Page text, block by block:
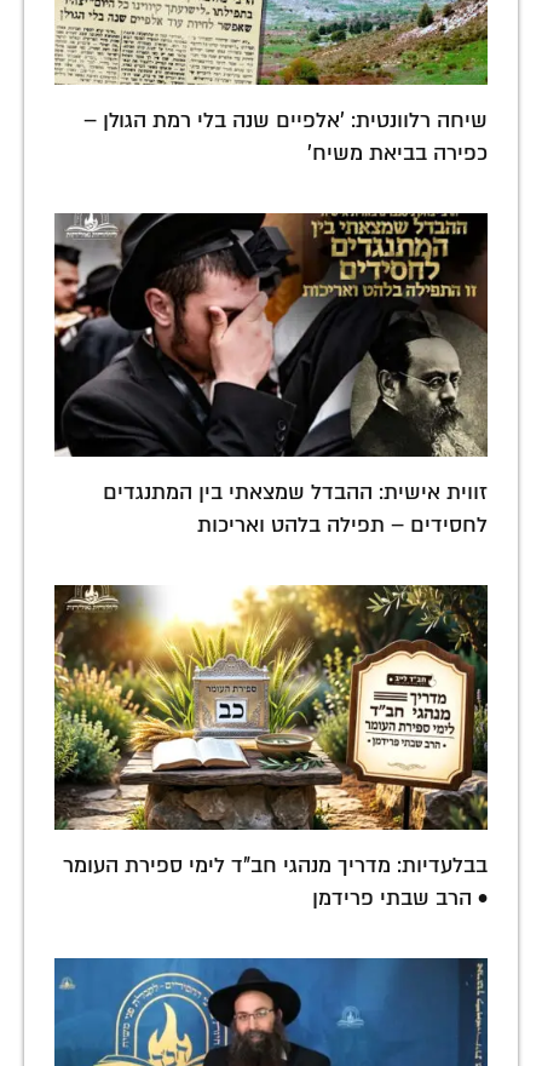
שיחה רלוונטית: 'אלפיים שנה בלי רמת הגולן –
כפירה בביאת משיח'
זווית אישית: ההבדל שמצאתי בין המתנגדים
לחסידים – תפילה בלהט ואריכות
בבלעדיות: מדריך מנהגי חב"ד לימי ספירת העומר
• הרב שבתי פרידמן